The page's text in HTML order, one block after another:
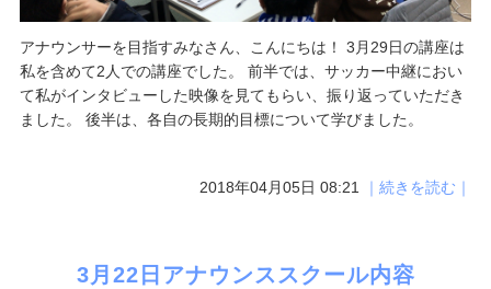
アナウンサーを目指すみなさん、こんにちは！ 3月29日の講座は
私を含めて2人での講座でした。 前半では、サッカー中継におい
て私がインタビューした映像を見てもらい、振り返っていただき
ました。 後半は、各自の長期的目標について学びました。
2018年04月05日 08:21 ｜続きを読む｜
3月22日アナウンススクール内容